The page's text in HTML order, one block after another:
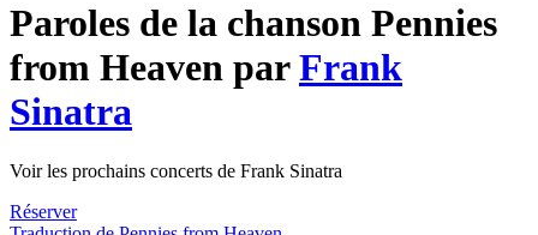
Paroles de la chanson Pennies
from Heaven parFrank
Sinatra
Voir les prochains concerts de Frank Sinatra
Réserver